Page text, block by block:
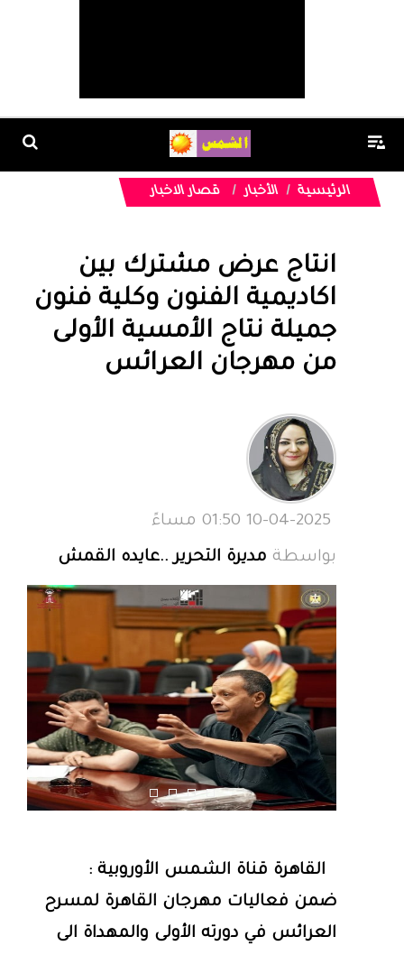
الرئيسية الأخبار قصار الاخبار
انتاج عرض مشترك بين
اكاديمية الفنون وكلية فنون
جميلة نتاج الأمسية الأولى
من مهرجان العرائس
بواسطة مديرة التحرير ..عايده القمش
القاهرة قناة الشمس الأوروبية :
ضمن فعاليات مهرجان القاهرة لمسرح
العرائس في دورته الأولى والمهداة الى